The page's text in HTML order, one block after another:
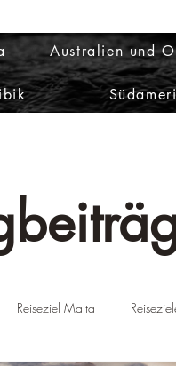
Australien und
Reiseziel Malta